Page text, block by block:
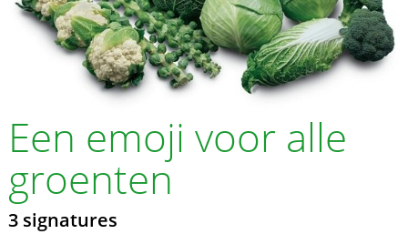
Een emoji voor alle
groenten
3 signatures